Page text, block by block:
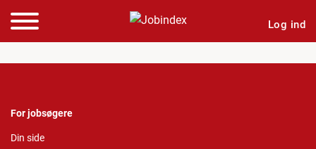
Log ind
For jobsøgere
Din side